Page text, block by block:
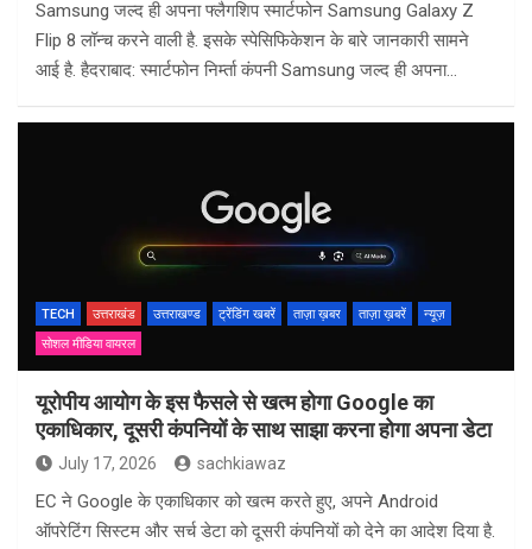
Samsung जल्द ही अपना फ्लैगशिप स्मार्टफोन Samsung Galaxy Z
Flip 8 लॉन्च करने वाली है. इसके स्पेसिफिकेशन के बारे जानकारी सामने
आई है. हैदराबाद: स्मार्टफोन निर्म्ता कंपनी Samsung जल्द ही अपना…
TECH उत्तराखंड उत्तराखण्ड ट्रेंडिंग खबरें ताज़ा ख़बर ताज़ा ख़बरें
न्यूज़
सोशल मीडिया वायरल
यूरोपीय आयोग के इस फैसले से खत्म होगा Google का
एकाधिकार, दूसरी कंपनियों के साथ साझा करना होगा अपना डेटा
July 17, 2026 sachkiawaz
EC ने Google के एकाधिकार को खत्म करते हुए, अपने Android
ऑपरेटिंग सिस्टम और सर्च डेटा को दूसरी कंपनियों को देने का आदेश दिया है.